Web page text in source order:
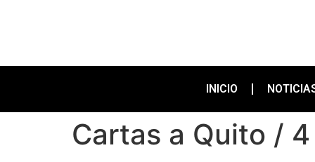
INICIO
Cartas a Quito /